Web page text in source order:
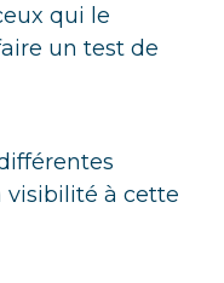
qui le
un test de
visibilité à cette